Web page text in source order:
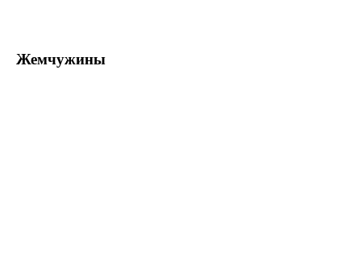
Жемчужины